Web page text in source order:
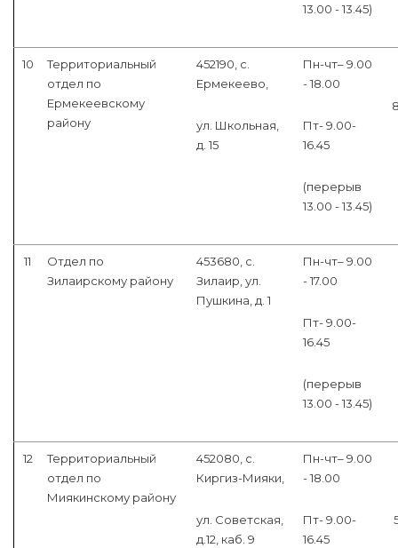
13.00 - 13.45)
10
Территориальный
отдел по
Ермекеевскому
району
452190, с.
Ермекеево,
ул. Школьная,
д. 15
Пн-чт– 9.00
- 18.00
Пт- 9.00-
16.45
(перерыв
13.00 - 13.45)
11
Отдел по
Зилаирскому району
453680, с.
Зилаир, ул.
Пушкина, д. 1
Пн-чт– 9.00
- 17.00
Пт- 9.00-
16.45
(перерыв
13.00 - 13.45)
12
Территориальный
отдел по
Миякинскому району
452080, с.
Киргиз-Мияки,
ул. Советская,
д.12, каб. 9
Пн-чт– 9.00
- 18.00
Пт- 9.00-
16.45